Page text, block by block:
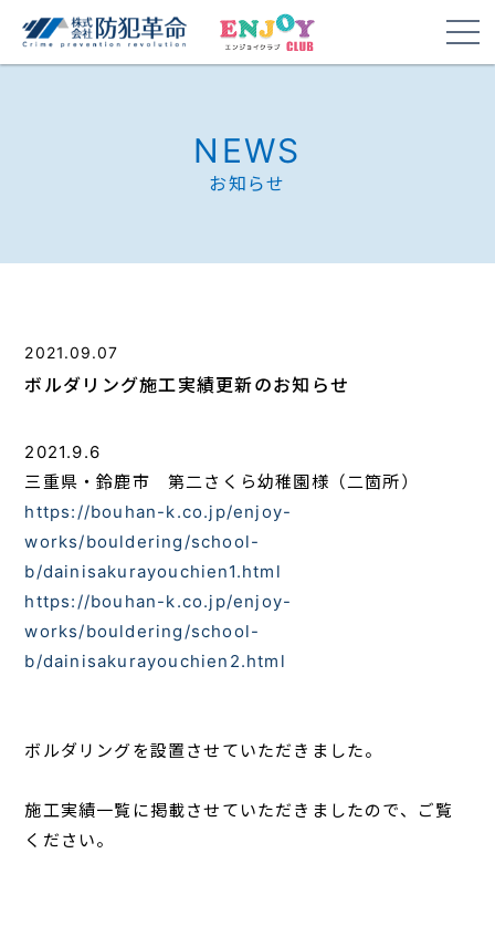
NEWS
お知らせ
2021.09.07
ボルダリング施工実績更新のお知らせ
2021.9.6
三重県・鈴鹿市 第二さくら幼稚園様（二箇所）
https://bouhan-k.co.jp/enjoy-
works/bouldering/school-
b/dainisakurayouchien1.html
https://bouhan-k.co.jp/enjoy-
works/bouldering/school-
b/dainisakurayouchien2.html
ボルダリングを設置させていただきました。
施工実績一覧に掲載させていただきましたので、ご覧
ください。